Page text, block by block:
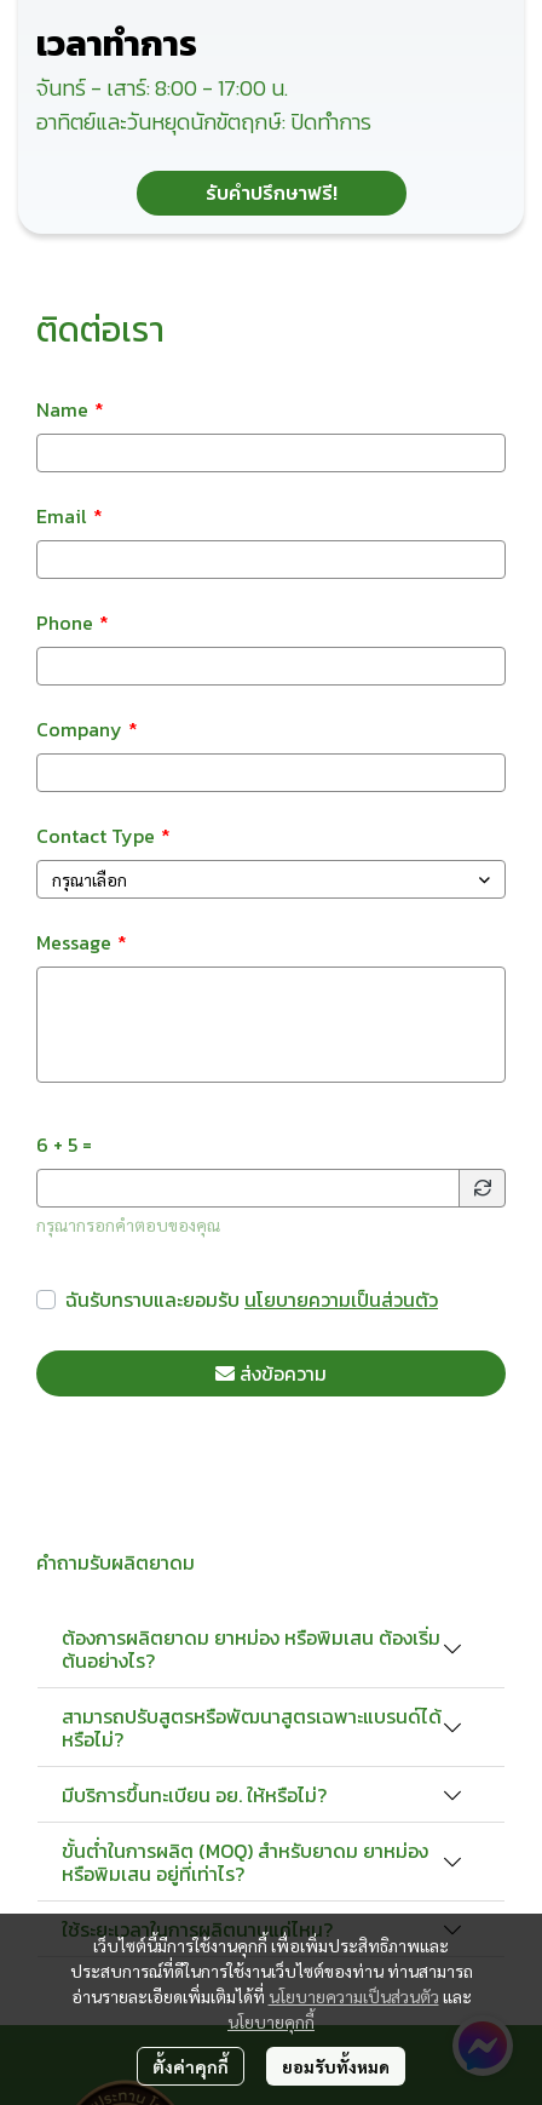
เวลาทำการ
จันทร์ - เสาร์: 8:00 - 17:00 น.
อาทิตย์และวันหยุดนักขัตฤกษ์: ปิดทำการ
รับคำปรึกษาฟรี!
ติดต่อเรา
Name
Email
Phone
Company
Contact Type
กรุณาเลือก
Message
6 + 5 =
กรุณากรอกคำตอบของคุณ
ฉันรับทราบและยอมรับ นโยบายความเป็นส่วนตัว
ส่งข้อความ
คำถามรับผลิตยาดม
ต้องการผลิตยาดม ยาหม่อง หรือพิมเสน ต้องเริ่ม
ต้นอย่างไร?
สามารถปรับสูตรหรือพัฒนาสูตรเฉพาะแบรนด์ได้
หรือไม่?
มีบริการขึ้นทะเบียน อย. ให้หรือไม่?
ขั้นต่ำในการผลิต (MOQ) สำหรับยาดม ยาหม่อง
หรือพิมเสน อยู่ที่เท่าไร?
ใช้ระยะเวลาในการผลิตนานแค่ไหน?
เว็บไซต์นี้มีการใช้งานคุกกี้ เพื่อเพิ่มประสิทธิภาพและ
ประสบการณ์ที่ดีในการใช้งานเว็บไซต์ของท่าน ท่านสามารถ
อ่านรายละเอียดเพิ่มเติมได้ที่ นโยบายความเป็นส่วนตัว และ
นโยบายคุกกี้
ตั้งค่าคุกกี้ ยอมรับทั้งหมด